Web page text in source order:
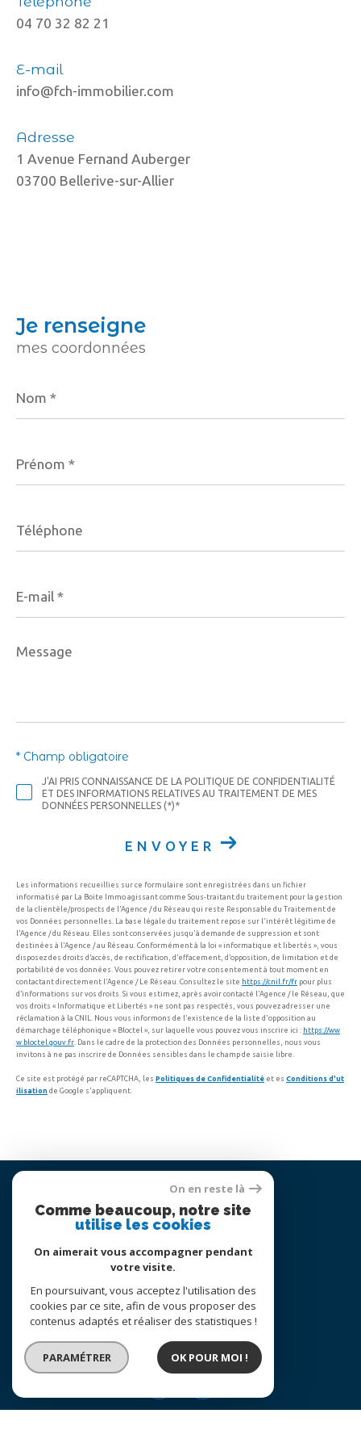
04 70 32 82 21
E-mail
info@fch-immobilier.com
Adresse
1 Avenue Fernand Auberger
03700 Bellerive-sur-Allier
je renseigne
mes coordonnées
*
*
mail
*
Message
*
J'AI PRIS CONNAISSANCE DE LA POLITIQUE DE CONFIDENTIALITÉ
ET DES INFORMATIONS RELATIVES AU TRAITEMENT DE MES
DONNÉES PERSONNELLES (*)*
* Champ obligatoire
ENVOYER
Les informations recueillies sur ce formulaire sont enregistrées dans un fichier
informatisé par La Boite Immo agissant comme Sous-traitant du traitement pour la gestion
de la clientèle/prospects de l'Agence / du Réseau qui reste Responsable du Traitement de
vos Données personnelles. La base légale du traitement repose sur l'intérêt légitime de
l'Agence / du Réseau. Elles sont conservées jusqu'à demande de suppression et sont
destinées à l'Agence / au Réseau. Conformément à la loi « informatique et libertés », vous
disposez des droits d’accès, de rectification, d’effacement, d’opposition, de limitation et de
portabilité de vos données. Vous pouvez retirer votre consentement à tout moment en
contactant directement l’Agence / Le Réseau. Consultez le site https://cnil.fr/fr pour plus
d’informations sur vos droits. Si vous estimez, après avoir contacté l'Agence / le Réseau, que
vos droits « Informatique et Libertés » ne sont pas respectés, vous pouvez adresser une
réclamation à la CNIL. Nous vous informons de l’existence de la liste d'opposition au
démarchage téléphonique « Bloctel », sur laquelle vous pouvez vous inscrire ici : https://ww
w.bloctel.gouv.fr. Dans le cadre de la protection des Données personnelles, nous vous
invitons à ne pas inscrire de Données sensibles dans le champ de saisie libre.
Ce site est protégé par reCAPTCHA, les Politiques de Confidentialité et es Conditions d'ut
ilisation de Google s'appliquent.
FCH IMMOBILIER
04 70 32 82 21
info@fch-immobilier.com
1 Avenue Fernand Auberger
bellerive-sur-allier
NOUS SUIVRE SUR
On en reste là
Comme beaucoup, notre site
utilise les cookies
On aimerait vous accompagner pendant
votre visite.
En poursuivant, vous acceptez l'utilisation des
cookies par ce site, afin de vous proposer des
contenus adaptés et réaliser des statistiques !
PARAMÉTRER OK POUR MOI !
RECHERCHER